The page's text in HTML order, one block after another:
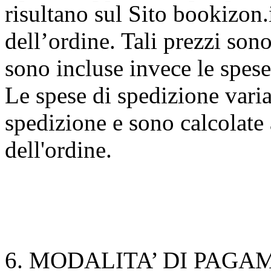
risultano sul Sito
dell’ordine. Tali prezzi
sono incluse invece le
Le spese di spedizione
spedizione e sono
dell'ordine.
6. MODALITA’ DI